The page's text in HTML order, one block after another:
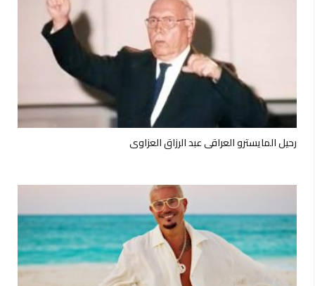
رحيل المايسترو العراقي عبد الرزاق العزاوي